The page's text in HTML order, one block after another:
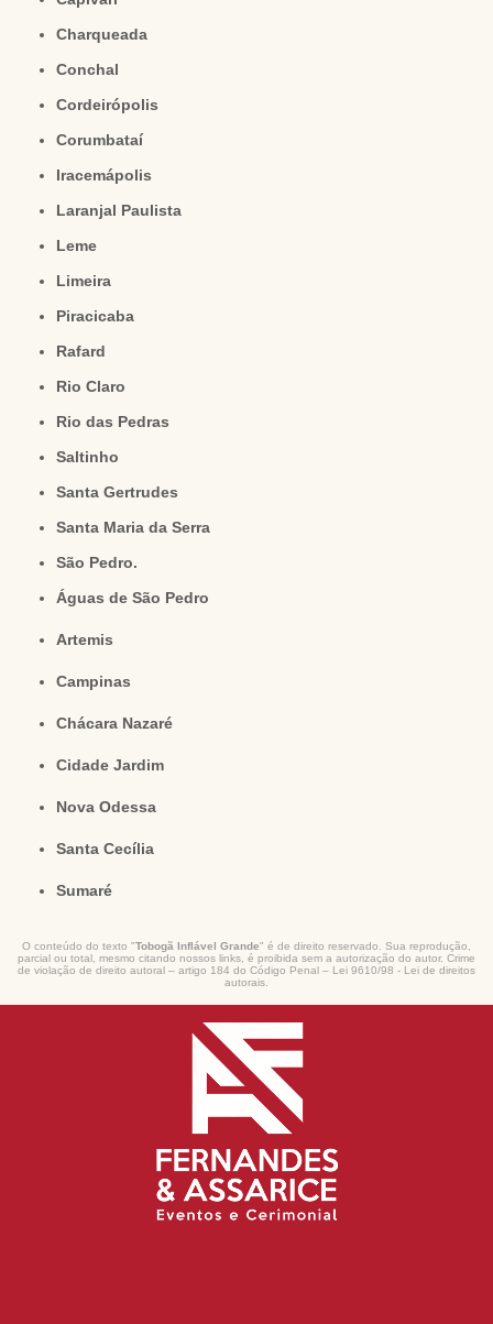
Charqueada
Conchal
Cordeirópolis
Corumbataí
Iracemápolis
Laranjal Paulista
Leme
Limeira
Piracicaba
Rafard
Rio Claro
Rio das Pedras
Saltinho
Santa Gertrudes
Santa Maria da Serra
São Pedro.
Águas de São Pedro
Artemis
Campinas
Chácara Nazaré
Cidade Jardim
Nova Odessa
Santa Cecília
Sumaré
O conteúdo do texto "Tobogã Inflável Grande" é de direito reservado. Sua reprodução,
parcial ou total, mesmo citando nossos links, é proibida sem a autorização do autor. Crime
de violação de direito autoral – artigo 184 do Código Penal – Lei 9610/98 - Lei de direitos
autorais